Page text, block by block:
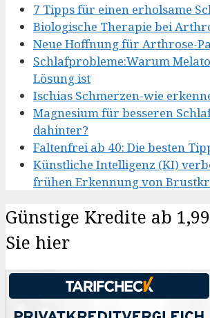
7 Tipps für einen erholsame
Biologische Therapie bei
Neue Hoffnung für Arthrose-
Schlafprobleme:Warum
Lösung ist
Ischias Schmerzen-wie
Magnesium für besseren
dahinter?
Faltenfrei ab 40: Die besten
Künstliche Intelligenz (KI)
frühen Erkennung von
Günstige Kredite ab
Sie hier